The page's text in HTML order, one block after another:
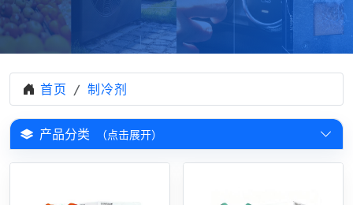
首页 制冷剂
产品分类 （点击展开）